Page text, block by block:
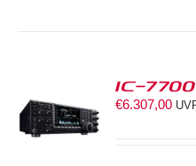
IC-7700
€6.307,00